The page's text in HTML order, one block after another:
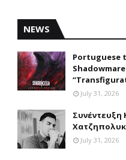
NEWS
Portuguese
July 31, 2026
Συνέντευξη
July 31, 2026